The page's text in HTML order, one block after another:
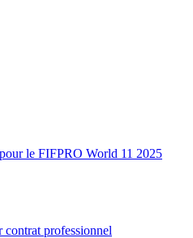
le FIFPRO World 11 2025
contrat professionnel